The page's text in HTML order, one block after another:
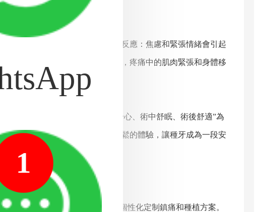
能誘發一系列生理與心理的連鎖反應：焦慮和緊張情緒會引起
而言，存在一定醫療風險。同時，疼痛中的肌肉緊張和身體移
。
化種植十項金標準》，以“術前舒心、術中舒眠、術後舒適”為
作團隊，為患者量身打造舒適輕鬆的體驗，讓種牙成為一段安
，結合健康狀況與心理狀態，個性化定制鎮痛和種植方案。
1